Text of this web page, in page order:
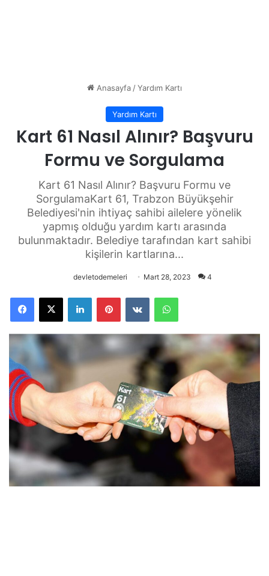
Anasayfa/Yardım Kartı
Yardım Kartı
Kart 61 Nasıl Alınır? Başvuru
Formu ve Sorgulama
Kart 61 Nasıl Alınır? Başvuru Formu ve
SorgulamaKart 61, Trabzon Büyükşehir
Belediyesi'nin ihtiyaç sahibi ailelere yönelik
yapmış olduğu yardım kartı arasında
bulunmaktadır. Belediye tarafından kart sahibi
kişilerin kartlarına...
devletodemeleri Mart 28, 2023 4